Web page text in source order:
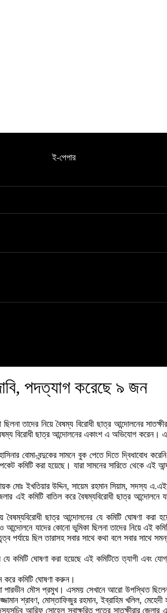
ই-পেপার
পদত্যাগ করেছে ৯ জন
তাদের নিয়ে বৈষম্য বিরোধী ছাত্র আন্দোলনের
বিরোধী ছাত্র আন্দোলনের একাংশ এ অভিযোগ করেন।
বোমা-বন্দুকের সামনে বুক পেতে দিতে দ্বিধাবোধ
কমিটি করা হয়েছে। যারা সামনের সারিতে থেকে এই
ইখতিয়ার উদ্দিন, সায়েম রহমান সিয়াম, সদস্য
এই কমিটি বাতিল করে বৈষম্যবিরোধী ছাত্র আন্দোলনে
বৈষম্যবিরোধী ছাত্র আন্দোলনের যে কমিটি ঘোষণা
যাদের কোনো ভুমিকা ছিলনা তাদের নিয়ে এই
পর্যায়ে ছিল তারাসহ সবার সাথে কথা বলে সবার
কমিটি ঘোষণা করা হয়েছে এই কমিটিতে ত্যাগী এবং
করে কমিটি ঘোষণা করুন।
মৌস প্রমুখ। এসময় সেখানে আরো উপস্থিত ছিলেন,
শ্রাবণ, মোস্তাফিজুর রহমান, ইব্রাহিম খলিল,
আরিফ সোহেল স্বাক্ষরিত পত্রে সাতক্ষীরার